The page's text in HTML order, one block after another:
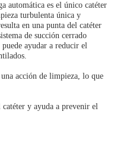
automática es el único catéter
turbulenta única y
en una punta del catéter
de succión cerrado
ayudar a reducir el
acción de limpieza, lo que
y ayuda a prevenir el